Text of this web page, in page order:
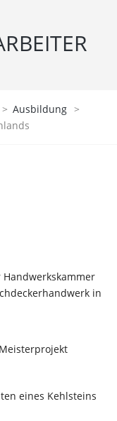
> Ausbildung >
Handwerkskammer
in
eines Kehlsteins